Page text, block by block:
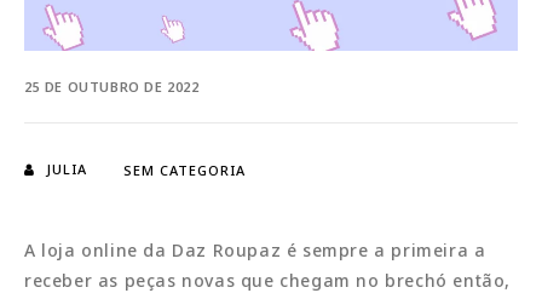
25 DE OUTUBRO DE 2022
JULIA SEM CATEGORIA
A loja online da Daz Roupaz é sempre a primeira a
receber as peças novas que chegam no brechó então,